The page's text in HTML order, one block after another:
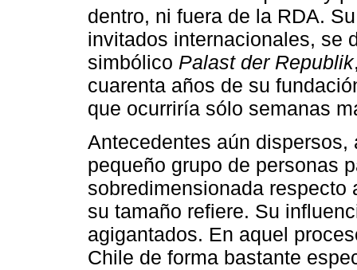
dentro, ni fuera de la RDA.
invitados internacionales, se
simbólico Palast der Republik
cuarenta años de su
que ocurriría sólo semanas
Antecedentes aún
pequeño grupo de personas
sobredimensionada
su tamaño refiere. Su
agigantados. En aquel
Chile de forma bastante